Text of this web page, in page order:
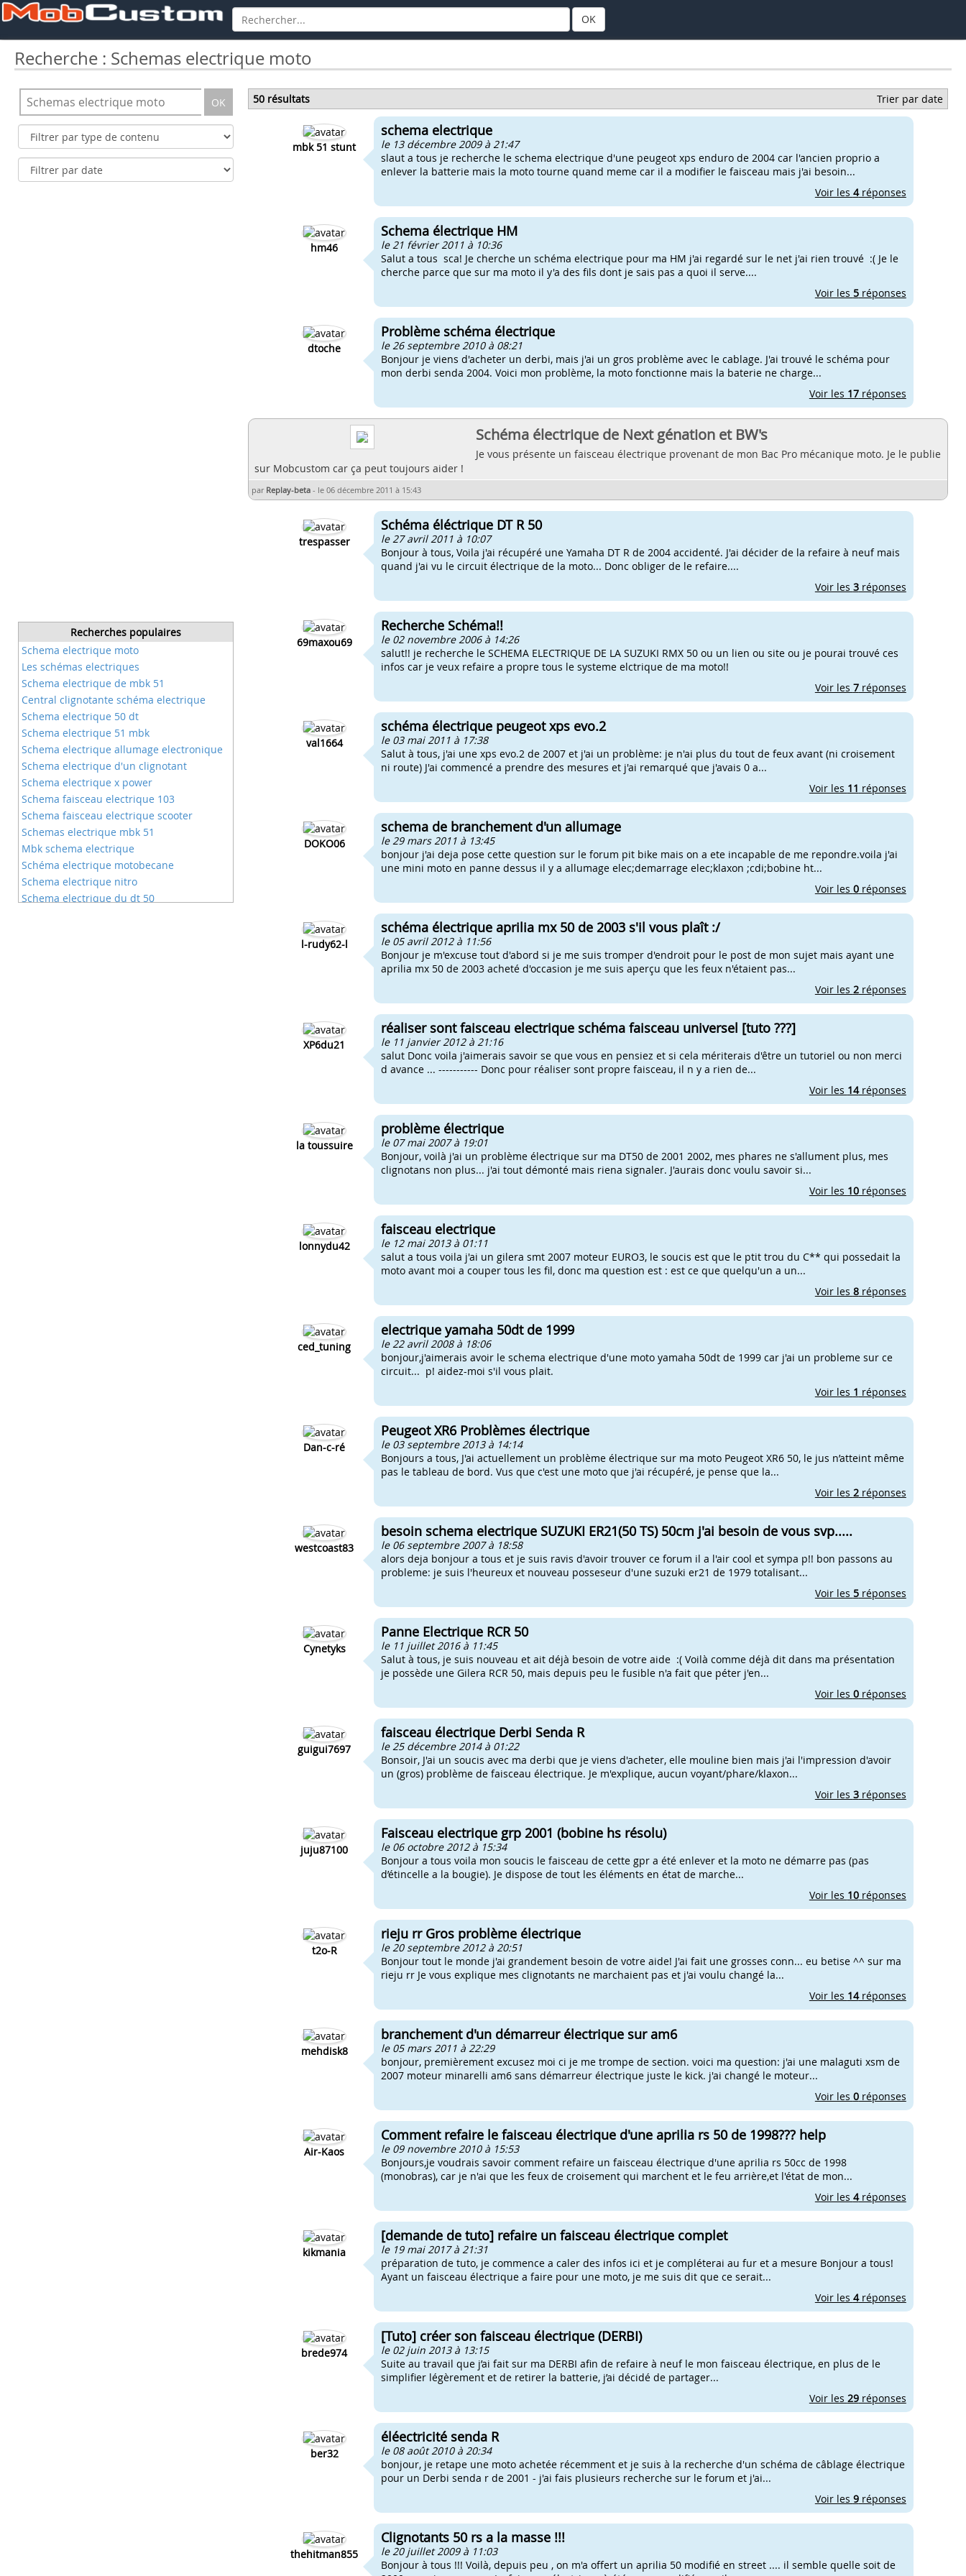
OK
Recherche : Schemas electrique moto
OK
Recherches populaires
Schema electrique moto
Les schémas electriques
Schema electrique de mbk 51
Central clignotante schéma electrique
Schema electrique 50 dt
Schema electrique 51 mbk
Schema electrique allumage electronique
Schema electrique d'un clignotant
Schema electrique x power
Schema faisceau electrique 103
Schema faisceau electrique scooter
Schemas electrique mbk 51
Mbk schema electrique
Schéma electrique motobecane
Schema electrique nitro
Schema electrique du dt 50
50 résultats Trier par date
mbk 51 stunt
schema electrique
le 13 décembre 2009 à 21:47
slaut a tous je recherche le schema electrique d'une peugeot xps enduro de 2004 car l'ancien proprio a
enlever la batterie mais la moto tourne quand meme car il a modifier le faisceau mais j'ai besoin...
Voir les 4réponses
hm46
Schema électrique HM
le 21 février 2011 à 10:36
Salut a tous sca! Je cherche un schéma electrique pour ma HM j'ai regardé sur le net j'ai rien trouvé :( Je le
cherche parce que sur ma moto il y'a des fils dont je sais pas a quoi il serve....
Voir les 5réponses
dtoche
Problème schéma électrique
le 26 septembre 2010 à 08:21
Bonjour je viens d'acheter un derbi, mais j'ai un gros problème avec le cablage. J'ai trouvé le schéma pour
mon derbi senda 2004. Voici mon problème, la moto fonctionne mais la baterie ne charge...
Voir les 17réponses
Schéma électrique de Next génation et BW's
Je vous présente un faisceau électrique provenant de mon Bac Pro mécanique moto. Je le publie
sur Mobcustom car ça peut toujours aider !
par Replay-beta - le 06 décembre 2011 à 15:43
trespasser
Schéma éléctrique DT R 50
le 27 avril 2011 à 10:07
Bonjour à tous, Voila j'ai récupéré une Yamaha DT R de 2004 accidenté. J'ai décider de la refaire à neuf mais
quand j'ai vu le circuit électrique de la moto... Donc obliger de le refaire....
Voir les 3réponses
69maxou69
Recherche Schéma!!
le 02 novembre 2006 à 14:26
salut!! je recherche le SCHEMA ELECTRIQUE DE LA SUZUKI RMX 50 ou un lien ou site ou je pourai trouvé ces
infos car je veux refaire a propre tous le systeme elctrique de ma moto!!
Voir les 7réponses
val1664
schéma électrique peugeot xps evo.2
le 03 mai 2011 à 17:38
Salut à tous, j'ai une xps evo.2 de 2007 et j'ai un problème: je n'ai plus du tout de feux avant (ni croisement
ni route) J'ai commencé a prendre des mesures et j'ai remarqué que j'avais 0 a...
Voir les 11 réponses
DOKO06
schema de branchement d'un allumage
le 29 mars 2011 à 13:45
bonjour j'ai deja pose cette question sur le forum pit bike mais on a ete incapable de me repondre.voila j'ai
une mini moto en panne dessus il y a allumage elec;demarrage elec;klaxon ;cdi;bobine ht...
Voir les 0réponses
l-rudy62-l
schéma électrique aprilia mx 50 de 2003 s'il vous plaît :/
le 05 avril 2012 à 11:56
Bonjour je m'excuse tout d'abord si je me suis tromper d'endroit pour le post de mon sujet mais ayant une
aprilia mx 50 de 2003 acheté d'occasion je me suis aperçu que les feux n'étaient pas...
Voir les 2réponses
XP6du21
réaliser sont faisceau electrique schéma faisceau universel [tuto ???]
le 11 janvier 2012 à 21:16
salut Donc voila j'aimerais savoir se que vous en pensiez et si cela mériterais d'être un tutoriel ou non merci
d avance ... ----------- Donc pour réaliser sont propre faisceau, il n y a rien de...
Voir les 14réponses
la toussuire
problème électrique
le 07 mai 2007 à 19:01
Bonjour, voilà j'ai un problème électrique sur ma DT50 de 2001 2002, mes phares ne s'allument plus, mes
clignotans non plus... j'ai tout démonté mais riena signaler. J'aurais donc voulu savoir si...
Voir les 10réponses
lonnydu42
faisceau electrique
le 12 mai 2013 à 01:11
salut a tous voila j'ai un gilera smt 2007 moteur EURO3, le soucis est que le ptit trou du C** qui possedait la
moto avant moi a couper tous les fil, donc ma question est : est ce que quelqu'un a un...
Voir les 8réponses
ced_tuning
electrique yamaha 50dt de 1999
le 22 avril 2008 à 18:06
bonjour,j'aimerais avoir le schema electrique d'une moto yamaha 50dt de 1999 car j'ai un probleme sur ce
circuit... p! aidez-moi s'il vous plait.
Voir les 1 réponses
Dan-c-ré
Peugeot XR6 Problèmes électrique
le 03 septembre 2013 à 14:14
Bonjours a tous, J'ai actuellement un problème électrique sur ma moto Peugeot XR6 50, le jus n’atteint même
pas le tableau de bord. Vus que c'est une moto que j'ai récupéré, je pense que la...
Voir les 2réponses
westcoast83
besoin schema electrique SUZUKI ER21(50 TS) 50cm j'ai besoin de vous svp.....
le 06 septembre 2007 à 18:58
alors deja bonjour a tous et je suis ravis d'avoir trouver ce forum il a l'air cool et sympa p!! bon passons au
probleme: je suis l'heureux et nouveau posseseur d'une suzuki er21 de 1979 totalisant...
Voir les 5réponses
Cynetyks
Panne Electrique RCR 50
le 11 juillet 2016 à 11:45
Salut à tous, je suis nouveau et ait déjà besoin de votre aide :( Voilà comme déjà dit dans ma présentation
je possède une Gilera RCR 50, mais depuis peu le fusible n'a fait que péter j'en...
Voir les 0réponses
guigui7697
faisceau électrique Derbi Senda R
le 25 décembre 2014 à 01:22
Bonsoir, J'ai un soucis avec ma derbi que je viens d'acheter, elle mouline bien mais j'ai l'impression d'avoir
un (gros) problème de faisceau électrique. Je m'explique, aucun voyant/phare/klaxon...
Voir les 3réponses
juju87100
Faisceau electrique grp 2001 (bobine hs résolu)
le 06 octobre 2012 à 15:34
Bonjour a tous voila mon soucis le faisceau de cette gpr a été enlever et la moto ne démarre pas (pas
d’étincelle a la bougie). Je dispose de tout les éléments en état de marche...
Voir les 10réponses
t2o-R
rieju rr Gros problème électrique
le 20 septembre 2012 à 20:51
Bonjour tout le monde j'ai grandement besoin de votre aide! J'ai fait une grosses conn... eu betise ^^ sur ma
rieju rr Je vous explique mes clignotants ne marchaient pas et j'ai voulu changé la...
Voir les 14réponses
mehdisk8
branchement d'un démarreur électrique sur am6
le 05 mars 2011 à 22:29
bonjour, premièrement excusez moi ci je me trompe de section. voici ma question: j'ai une malaguti xsm de
2007 moteur minarelli am6 sans démarreur électrique juste le kick. j'ai changé le moteur...
Voir les 0réponses
Air-Kaos
Comment refaire le faisceau électrique d'une aprilia rs 50 de 1998??? help
le 09 novembre 2010 à 15:53
Bonjours,je voudrais savoir comment refaire un faisceau électrique d'une aprilia rs 50cc de 1998
(monobras), car je n'ai que les feux de croisement qui marchent et le feu arrière,et l'état de mon...
Voir les 4réponses
kikmania
[demande de tuto] refaire un faisceau électrique complet
le 19 mai 2017 à 21:31
préparation de tuto, je commence a caler des infos ici et je compléterai au fur et a mesure Bonjour a tous!
Ayant un faisceau électrique a faire pour une moto, je me suis dit que ce serait...
Voir les 4réponses
brede974
[Tuto] créer son faisceau électrique (DERBI)
le 02 juin 2013 à 13:15
Suite au travail que j’ai fait sur ma DERBI afin de refaire à neuf le mon faisceau électrique, en plus de le
simplifier légèrement et de retirer la batterie, j’ai décidé de partager...
Voir les 29réponses
ber32
éléectricité senda R
le 08 août 2010 à 20:34
bonjour, je retape une moto achetée récemment et je suis à la recherche d'un schéma de câblage électrique
pour un Derbi senda r de 2001 - j'ai fais plusieurs recherche sur le forum et j'ai...
Voir les 9réponses
thehitman855
Clignotants 50 rs a la masse !!!
le 20 juillet 2009 à 11:03
Bonjour à tous !!! Voilà, depuis peu , on m'a offert un aprilia 50 modifié en street .... il semble quelle soit de